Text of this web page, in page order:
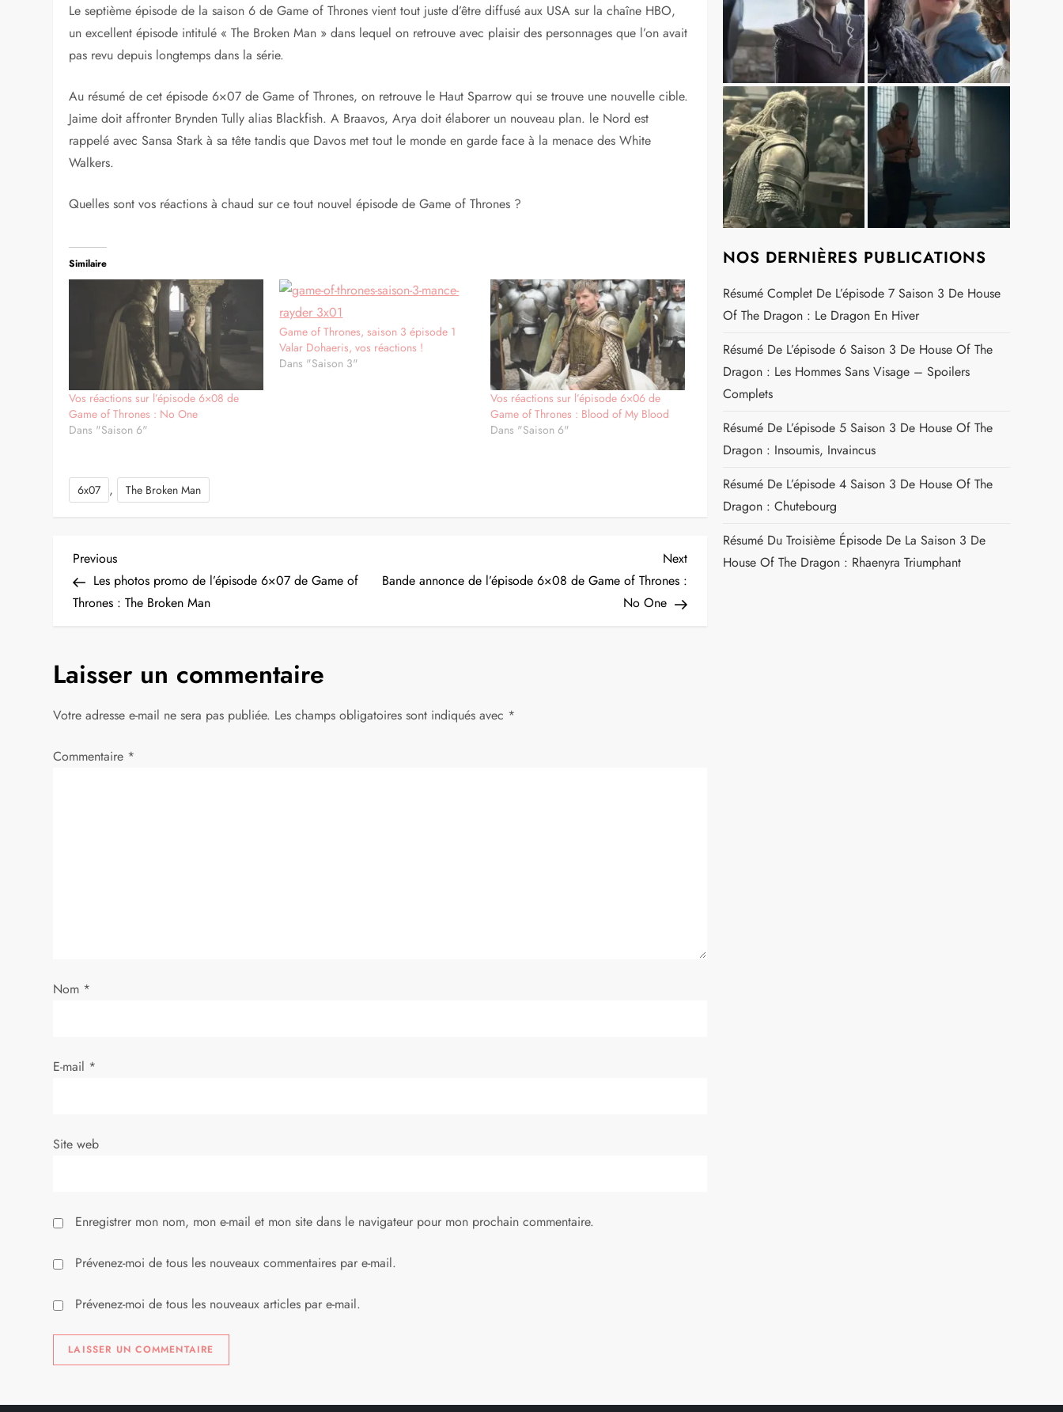
Le septième épisode de la saison 6 de Game of Thrones vient tout juste d’être diffusé aux USA sur la chaîne HBO,
un excellent épisode intitulé « The Broken Man » dans lequel on retrouve avec plaisir des personnages que l’on avait
pas revu depuis longtemps dans la série.
Au résumé de cet épisode 6×07 de Game of Thrones, on retrouve le Haut Sparrow qui se trouve une nouvelle cible.
Jaime doit affronter Brynden Tully alias Blackfish. A Braavos, Arya doit élaborer un nouveau plan. le Nord est
rappelé avec Sansa Stark à sa tête tandis que Davos met tout le monde en garde face à la menace des White
Walkers.
Quelles sont vos réactions à chaud sur ce tout nouvel épisode de Game of Thrones ?
Similaire
Vos réactions sur l’épisode 6×08 de
Game of Thrones : No One
Dans "Saison 6"
Game of Thrones, saison 3 épisode 1
Valar Dohaeris, vos réactions !
Dans "Saison 3"
Vos réactions sur l’épisode 6×06 de
Game of Thrones : Blood of My Blood
Dans "Saison 6"
6x07 , The Broken Man
N
a
i
g
a
e
t
c
l
e
Previous
Post
Previous
Les photos promo de l’épisode 6×07 de Game of
Thrones : The Broken Man
Next
Post
Next
Bande annonce de l’épisode 6×08 de Game of Thrones :
No One
Laisser un commentaire
Votre adresse e-mail ne sera pas publiée. Les champs obligatoires sont indiqués avec *
Commentaire *
Nom *
E-mail *
Site web
Enregistrer mon nom, mon e-mail et mon site dans le navigateur pour mon prochain commentaire.
Prévenez-moi de tous les nouveaux commentaires par e-mail.
Prévenez-moi de tous les nouveaux articles par e-mail.
NOS DERNIÈRES PUBLICATIONS
Résumé Complet De L’épisode 7 Saison 3 De House
Of The Dragon : Le Dragon En Hiver
Résumé De L’épisode 6 Saison 3 De House Of The
Dragon : Les Hommes Sans Visage – Spoilers
Complets
Résumé De L’épisode 5 Saison 3 De House Of The
Dragon : Insoumis, Invaincus
Résumé De L’épisode 4 Saison 3 De House Of The
Dragon : Chutebourg
Résumé Du Troisième Épisode De La Saison 3 De
House Of The Dragon : Rhaenyra Triumphant